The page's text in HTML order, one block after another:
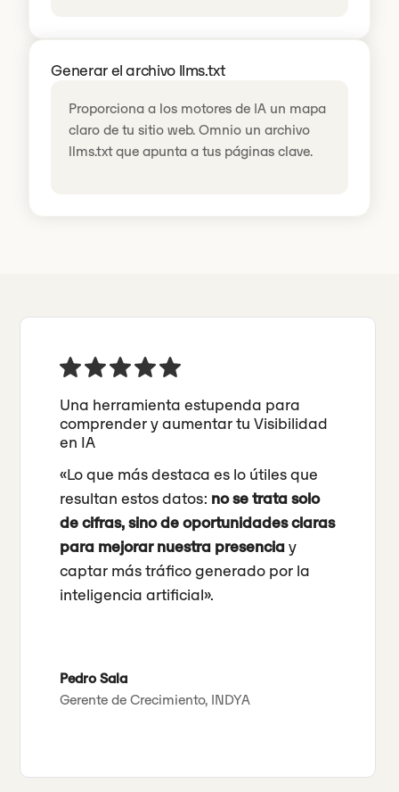
Generar el archivo llms.txt
Proporciona a los motores de IA un mapa
claro de tu sitio web. Omnio un archivo
llms.txt que apunta a tus páginas clave.
Una herramienta estupenda para
comprender y aumentar tu Visibilidad
en IA
«Lo que más destaca es lo útiles que
resultan estos datos: no se trata solo
de cifras, sino de oportunidades claras
para mejorar nuestra presenciay
captar más tráfico generado por la
inteligencia artificial».
Pedro Sala
Gerente de Crecimiento, INDYA